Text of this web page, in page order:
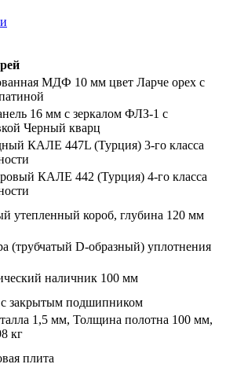
МДФ 10 мм цвет Ларче орех с
16 мм с зеркалом ФЛЗ-1 с
Черный кварц
КАЛЕ 447L (Турция) 3-го класса
КАЛЕ 442 (Турция) 4-го класса
утепленный короб, глубина 120 мм
(трубчатый D-образный) уплотнения
наличник 100 мм
с закрытым подшипником
1,5 мм, Толщина полотна 100 мм,
кг
плита